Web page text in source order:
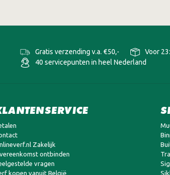
Gratis verzending v.a. €50,- Voor
40 servicepunten in heel Nederland
Zakelijk
ontbinden
vragen
kopen vanuit België